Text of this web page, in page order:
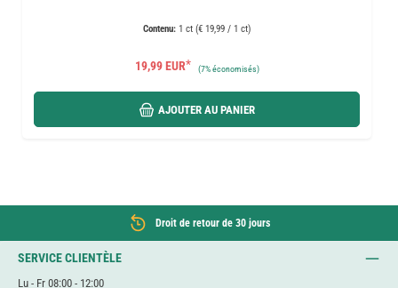
Contenu: 1 ct (€ 19,99 / 1 ct)
19,99 EUR* (7%économisés)
AJOUTER AU PANIER
Droit de retour de 30 jours
SERVICE CLIENTÈLE
Lu - Fr 08:00 - 12:00